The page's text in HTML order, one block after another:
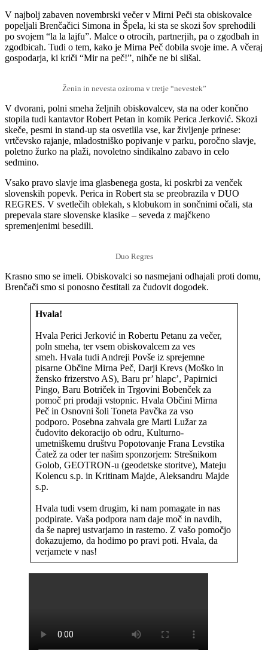
V najbolj zabaven novembrski večer v Mirni Peči sta obiskovalce
popeljali Brenčačici Simona in Špela, ki sta se skozi šov sprehodili
po svojem “la la lajfu”. Malce o otrocih, partnerjih, pa o zgodbah in
zgodbicah. Tudi o tem, kako je Mirna Peč dobila svoje ime. A včeraj
gospodarja, ki kriči “Mir na peč!”, nihče ne bi slišal.
Ženin in nevesta oziroma v tretje “nevestek”
V dvorani, polni smeha željnih obiskovalcev, sta na oder končno
stopila tudi kantavtor Robert Petan in komik Perica Jerković. Skozi
skeče, pesmi in stand-up sta osvetlila vse, kar življenje prinese:
vrtčevsko rajanje, mladostniško popivanje v parku, poročno slavje,
poletno žurko na plaži, novoletno sindikalno zabavo in celo
sedmino.
Vsako pravo slavje ima glasbenega gosta, ki poskrbi za venček
slovenskih popevk. Perica in Robert sta se preobrazila v DUO
REGRES. V svetlečih oblekah, s klobukom in sončnimi očali, sta
prepevala stare slovenske klasike – seveda z majčkeno
spremenjenimi besedili.
Duo Regres
Krasno smo se imeli. Obiskovalci so nasmejani odhajali proti domu,
Brenčači smo si ponosno čestitali za čudovit dogodek.
Hvala!
Hvala Perici Jerković in Robertu Petanu za večer,
poln smeha, ter vsem obiskovalcem za ves
smeh. Hvala tudi Andreji Povše iz sprejemne
pisarne Občine Mirna Peč, Darji Krevs (Moško in
žensko frizerstvo AS), Baru pr’ hlapc’, Papirnici
Pingo, Baru Botriček in Trgovini Bobenček za
pomoč pri prodaji vstopnic. Hvala Občini Mirna
Peč in Osnovni šoli Toneta Pavčka za vso
podporo. Posebna zahvala gre Marti Lužar za
čudovito dekoracijo ob odru, Kulturno-
umetniškemu društvu Popotovanje Frana Levstika
Čatež za oder ter našim sponzorjem: Strešnikom
Golob, GEOTRON-u (geodetske storitve), Mateju
Kolencu s.p. in Kritinam Majde, Aleksandru Majde
s.p.
Hvala tudi vsem drugim, ki nam pomagate in nas
podpirate. Vaša podpora nam daje moč in navdih,
da še naprej ustvarjamo in rastemo. Z vašo pomočjo
dokazujemo, da hodimo po pravi poti. Hvala, da
verjamete v nas!